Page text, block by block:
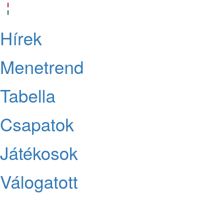
Hírek
Menetrend
Tabella
Csapatok
Játékosok
Válogatott